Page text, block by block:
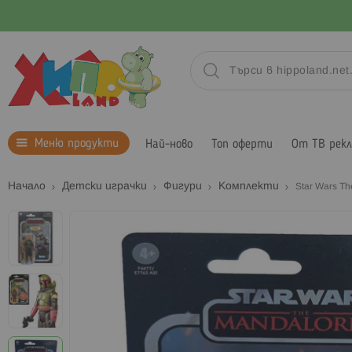
Меню продукти Най-ново Топ оферти От ТВ
Начало Детски играчки Фигури Комплекти Star Wars
Преминете
към
края
на
галерията
на
изображенията